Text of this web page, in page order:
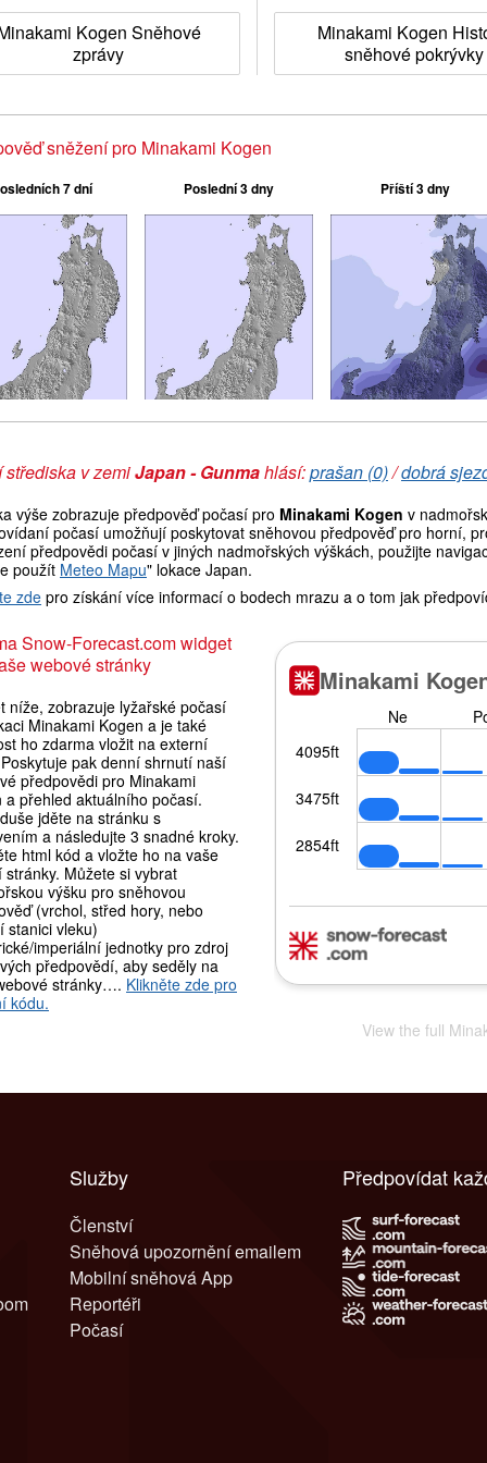
Kogen Sněhové
zprávy
Minakami Kogen
sněhové pokrývky
sněžení pro Minakami Kogen
7 dní Poslední 3 dny Příští 3 dny
v zemiJapan - Gunmahlásí:prašan (0)/dobrá
výše zobrazuje předpověď počasí pro Minakami Kogen v
počasí umožňují poskytovat sněhovou předpověď pro horní,
předpovědi počasí v jiných nadmořských výškách, použijte
použít Meteo Mapu" lokace Japan.
zde pro získání více informací o bodech mrazu a o tom jak
Snow-Forecast.com widget
webové stránky
níže, zobrazuje lyžařské počasí
Minakami Kogen a je také
ho zdarma vložit na externí
pak denní shrnutí naší
předpovědi pro Minakami
a přehled aktuálního počasí.
jděte na stránku s
a následujte 3 snadné kroky.
html kód a vložte ho na vaše
stránky. Můžete si vybrat
výšku pro sněhovou
(vrchol, střed hory, nebo
stanici vleku)
imperiální jednotky pro zdroj
předpovědí, aby seděly na
stránky…. Klikněte zde pro
kódu.
View the full
Služby
Členství
Sněhová upozornění emailem
Mobilní sněhová App
Reportéři
Počasí
Předpovídat